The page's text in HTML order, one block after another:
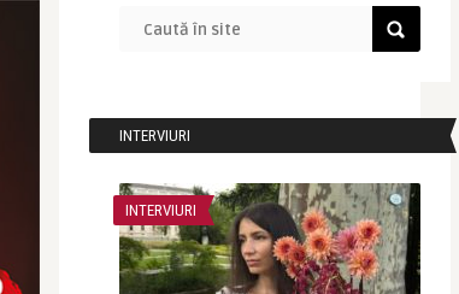
INTERVIURI
INTERVIURI